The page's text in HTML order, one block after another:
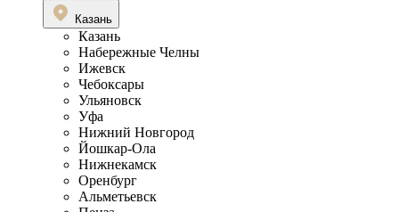
Казань
Казань
Набережные Челны
Ижевск
Чебоксары
Ульяновск
Уфа
Нижний Новгород
Йошкар-Ола
Нижнекамск
Оренбург
Альметьевск